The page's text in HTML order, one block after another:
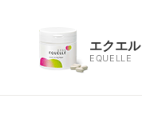
エクエル
EQUELLE